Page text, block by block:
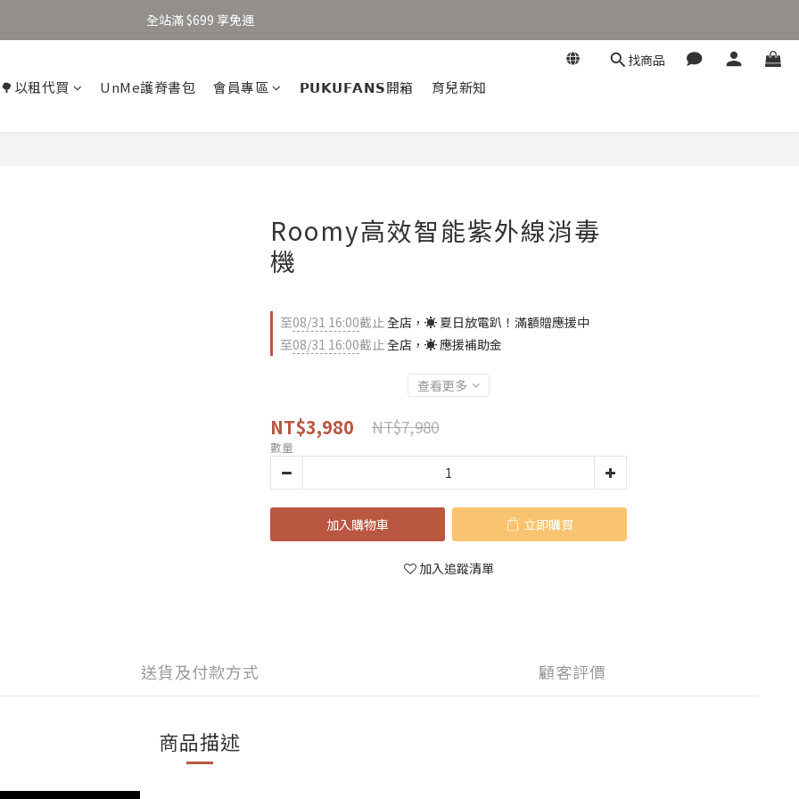
加入新會員得 $100 購物金 👉🏻
全站滿 $699 享免運
找商品
🌳以租代買 UnMe護脊書包 會員專區 𝗣𝗨𝗞𝗨𝗙𝗔𝗡𝗦開箱 育兒新知
Roomy高效智能紫外線消毒
機
至08/31 16:00截止全店，☀️ 夏日放電趴！滿額贈應援中
至08/31 16:00截止全店，☀️ 應援補助金
查看更多
NT$3,980 NT$7,980
數量
加入購物車 立即購買
加入追蹤清單
送貨及付款方式 顧客評價
商品描述